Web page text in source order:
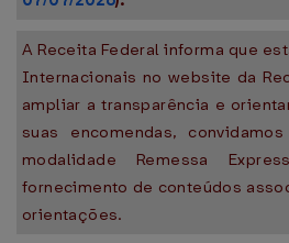
A Receita Federal informa que
Internacionais no website da
ampliar a transparência e
suas encomendas,
modalidade Remessa
fornecimento de conteúdos
orientações.